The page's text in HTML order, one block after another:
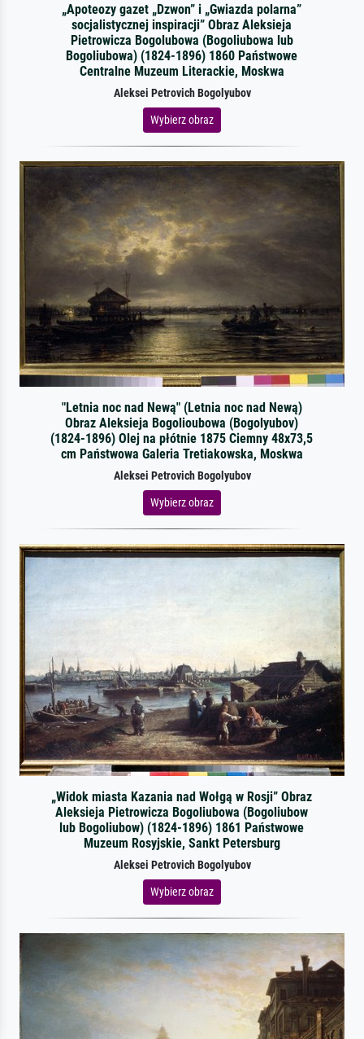
„Apoteozy gazet „Dzwon” i „Gwiazda polarna”
socjalistycznej inspiracji” Obraz Aleksieja
Pietrowicza Bogolubowa (Bogoliubowa lub
Bogoliubowa) (1824-1896) 1860 Państwowe
Centralne Muzeum Literackie, Moskwa
Aleksei Petrovich Bogolyubov
Wybierz obraz
"Letnia noc nad Newą" (Letnia noc nad Newą)
Obraz Aleksieja Bogolioubowa (Bogolyubov)
(1824-1896) Olej na płótnie 1875 Ciemny 48x73,5
cm Państwowa Galeria Tretiakowska, Moskwa
Aleksei Petrovich Bogolyubov
Wybierz obraz
„Widok miasta Kazania nad Wołgą w Rosji” Obraz
Aleksieja Pietrowicza Bogoliubowa (Bogoliubow
lub Bogoliubow) (1824-1896) 1861 Państwowe
Muzeum Rosyjskie, Sankt Petersburg
Aleksei Petrovich Bogolyubov
Wybierz obraz